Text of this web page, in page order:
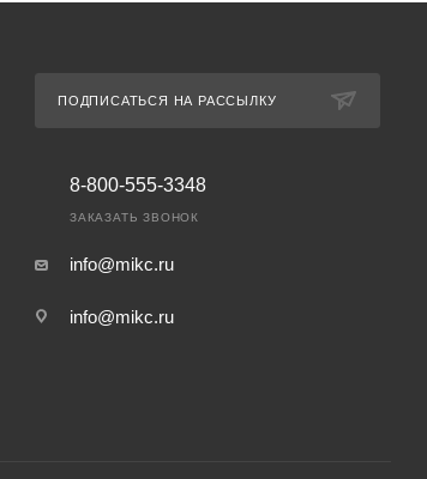
ПОДПИСАТЬСЯ НА РАССЫЛКУ
8-800-555-3348
ЗАКАЗАТЬ ЗВОНОК
info@mikc.ru
info@mikc.ru